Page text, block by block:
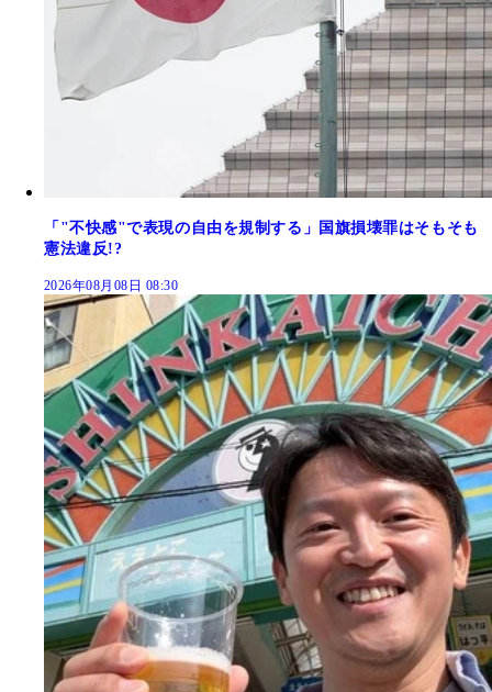
「"不快感"で表現の自由を規制する」国旗損壊罪はそもそも
憲法違反!?
2026年08月08日 08:30